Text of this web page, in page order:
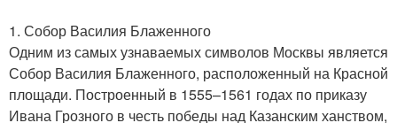
1. Собор Василия Блаженного
Одним из самых узнаваемых символов Москвы является
Собор Василия Блаженного, расположенный на Красной
площади. Построенный в 1555–1561 годах по приказу
Ивана Грозного в честь победы над Казанским ханством,